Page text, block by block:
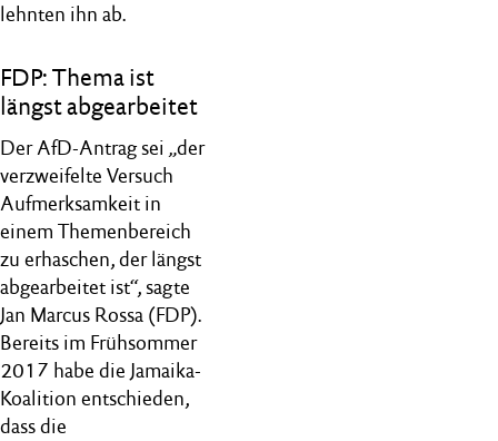
lehnten ihn ab.
FDP: Thema ist
längst abgearbeitet
Der AfD-Antrag sei „der
verzweifelte Versuch
Aufmerksamkeit in
einem Themenbereich
zu erhaschen, der längst
abgearbeitet ist“, sagte
Jan Marcus Rossa (FDP).
Bereits im Frühsommer
2017 habe die Jamaika-
Koalition entschieden,
dass die